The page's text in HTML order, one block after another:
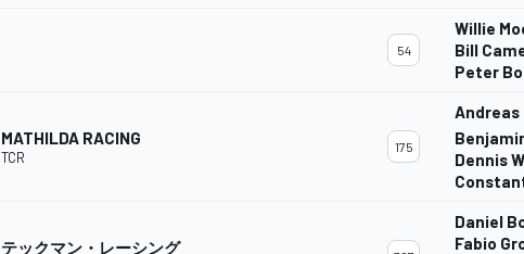
54
Willie
Bill
Peter
MATHILDA RACING
TCR
175
Andreas
Dennis
テックマン・レーシング
Daniel
Fabio